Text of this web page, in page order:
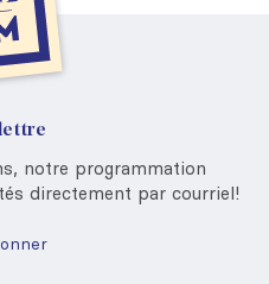
notre programmation
directement par courriel!